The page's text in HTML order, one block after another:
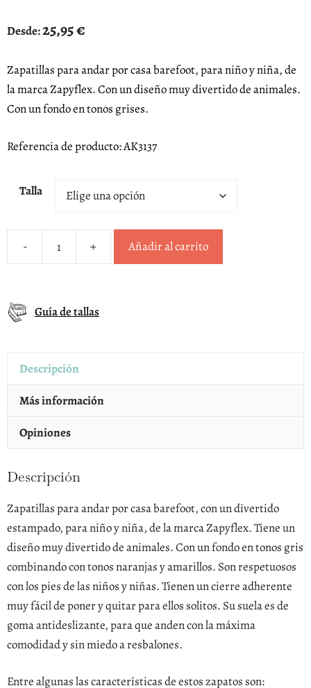
Desde:25,95€
Zapatillas para andar por casa barefoot, para niño y niña, de
la marca Zapyflex. Con un diseño muy divertido de animales.
Con un fondo en tonos grises.
Referencia de producto: AK3137
Talla
-
Zapatillas
+ Añadir al carrito
Guía de tallas
Descripción
Más información
Opiniones
Descripción
Zapatillas para andar por casa barefoot, con un divertido
estampado, para niño y niña, de la marca Zapyflex. Tiene un
diseño muy divertido de animales. Con un fondo en tonos gris
combinando con tonos naranjas y amarillos. Son respetuosos
con los pies de las niños y niñas. Tienen un cierre adherente
muy fácil de poner y quitar para ellos solitos. Su suela es de
goma antideslizante, para que anden con la máxima
comodidad y sin miedo a resbalones.
Entre algunas las características de estos zapatos son: